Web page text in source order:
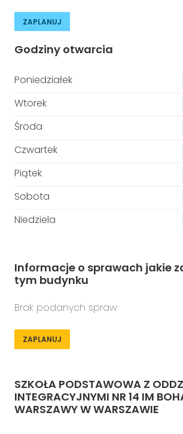
ZAPLANUJ
Godziny otwarcia
Poniedziałek
Wtorek
Środa
Czwartek
Piątek
Sobota
Niedziela
Informacje o sprawach jakie
tym budynku
Brak podanych spraw
ZAPLANUJ
SZKOŁA PODSTAWOWA Z
INTEGRACYJNYMI NR 14 IM
WARSZAWY W WARSZAWIE